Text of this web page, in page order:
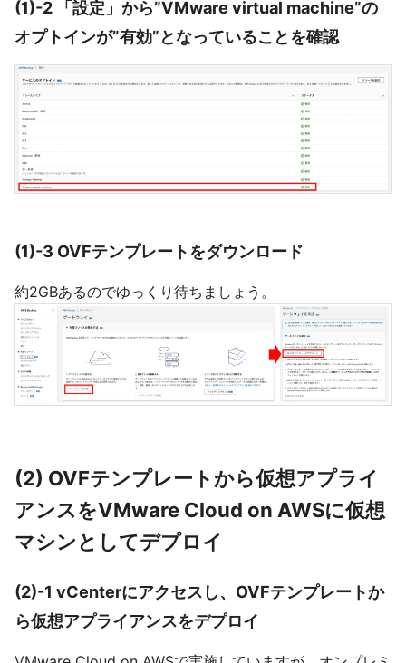
(1)-2 「設定」から”VMware virtual machine”の
オプトインが”有効”となっていることを確認
(1)-3 OVFテンプレートをダウンロード
約2GBあるのでゆっくり待ちましょう。
(2) OVFテンプレートから仮想アプライ
アンスをVMware Cloud on AWSに仮想
マシンとしてデプロイ
(2)-1 vCenterにアクセスし、OVFテンプレートか
ら仮想アプライアンスをデプロイ